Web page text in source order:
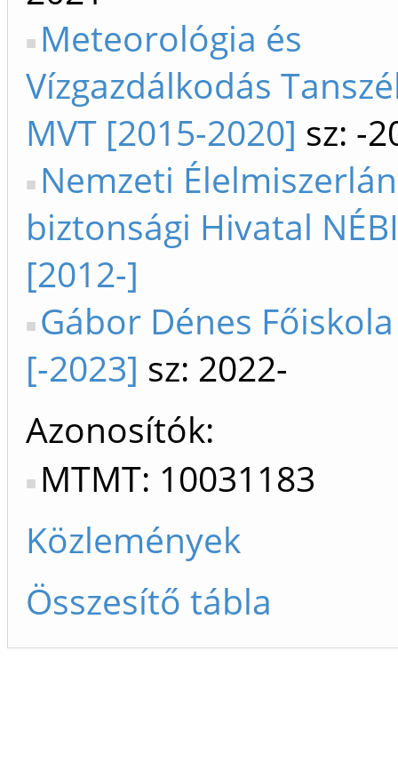
Meteorológia és
Vízgazdálkodás
MVT [2015-2020] sz: -
Nemzeti
biztonsági Hivatal
[2012-]
Gábor Dénes Főiskola
[-2023] sz: 2022-
Azonosítók
MTMT: 10031183
Közlemények
Összesítő tábla